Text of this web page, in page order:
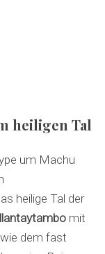
heiligen Tal
um Machu
heilige Tal der
mit
dem fast